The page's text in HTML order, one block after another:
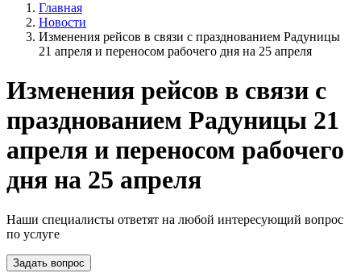
Главная
Новости
Изменения рейсов в связи с празднованием Радуницы
21 апреля и переносом рабочего дня на 25 апреля
Изменения рейсов в связи с
празднованием Радуницы 21
апреля и переносом рабочего
дня на 25 апреля
Наши специалисты ответят на любой интересующий вопрос
по услуге
Задать вопрос